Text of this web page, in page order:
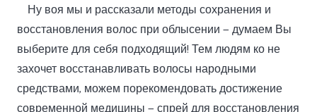
Ну воя мы и рассказали методы сохранения и
восстановления волос при облысении — думаем Вы
выберите для себя подходящий! Тем людям ко не
захочет восстанавливать волосы народными
средствами, можем порекомендовать достижение